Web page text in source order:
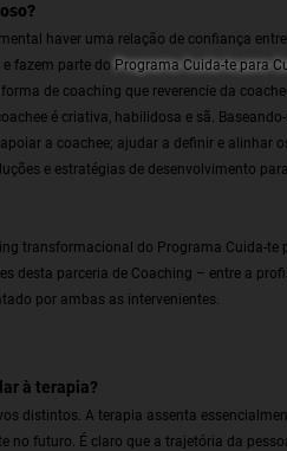
haver uma relação de confiança
fazem parte do Programa Cuida-te para
de coaching que reverencie da
é criativa, habilidosa e sã.
a coachee; ajudar a definir e alinhar
e estratégias de desenvolvimento
transformacional do Programa Cuida-te
desta parceria de Coaching – entre a
por ambas as intervenientes.
à terapia?
distintos. A terapia assenta
no futuro. É claro que a trajetória da